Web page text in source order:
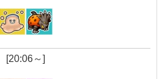
[20:06～]